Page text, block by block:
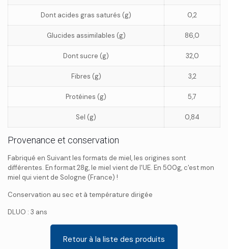
Dont acides gras saturés (g) 0,2
Glucides assimilables (g) 86,0
Dont sucre (g) 32,0
Fibres (g) 3,2
Protéines (g) 5,7
Sel (g) 0,84
Provenance et conservation
Fabriqué en Suivant les formats de miel, les origines sont
différentes. En format 28g, le miel vient de l'UE. En 500g, c'est mon
miel qui vient de Sologne (France) !
Conservation au sec et à température dirigée
DLUO : 3 ans
Retour à la liste des produits